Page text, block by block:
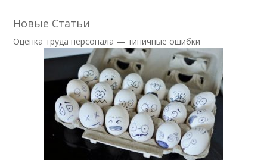
Новые Статьи
Оценка труда персонала — типичные ошибки